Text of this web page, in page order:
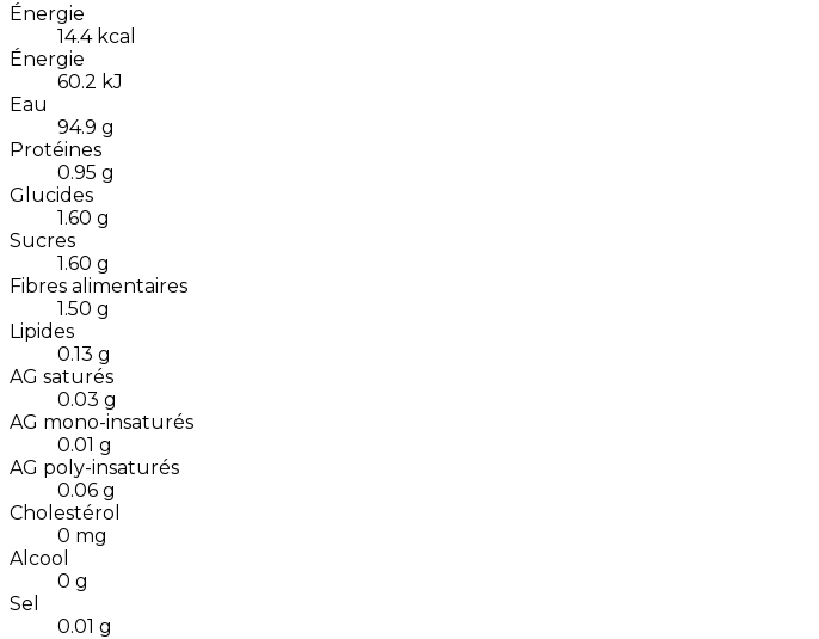
Énergie
14.4 kcal
Énergie
60.2 kJ
Eau
94.9 g
Protéines
0.95 g
Glucides
1.60 g
Sucres
1.60 g
Fibres alimentaires
1.50 g
Lipides
0.13 g
AG saturés
0.03 g
AG mono-insaturés
0.01 g
AG poly-insaturés
0.06 g
Cholestérol
0 mg
Alcool
0 g
Sel
0.01 g